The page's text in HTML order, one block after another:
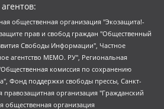
в Риге, Латвийская Республика (дата регистрации 26.06.2015), являющееся администратором доменного имени интернет-издания "The Insider SIA", https://theins.ru, Постернак Алексей Евгеньевич, Рубин Михаил Аркадьевич, Анин Роман Александрович, Юридическое лицо Istories fonds, зарегистрированное в Латвийской Республике (регистрационный номер 50008295751, дата регистрации 24.02.2020), Великовский Дмитрий Александрович, Долинина Ирина Николаевна, Мароховская Алеся Алексеевна, Шлейнов Роман Юрьевич, Шмагун Олеся Валентиновна, Общество с ограниченной ответственностью "Альтаир 2021", Общество с ограниченной ответственностью "Вега 2021", Общество с ограниченной ответственностью "Главный редактор 2021", Общество с ограниченной ответственностью "Ромашки монолит", Важенков Артем Валерьевич, Ивановская областная общественная организация "Центр гендерных исследований", Гурман Юрий Альбертович, Медиапроект "ОВД-Инфо", Егоров Владимир Владимирович, Жилинский Владимир Александрович, Общество с ограниченной ответственностью "ЗП", Иванова София Юрьевна, Карезина Инна Павловна, Кильтау Екатерина Викторовна, Петров Алексей Викторович, Пискунов Сергей Евгеньевич, Смирнов Сергей Сергеевич, Тихонов Михаил Сергеевич, Общество с ограниченной ответственностью "ЖУРНАЛИСТ-ИНОСТРАННЫЙ АГЕНТ", Арапова Галина Юрьевна, Вольтская Татьяна Анатольевна, Американская компания "Mason G.E.S. Anonymous Foundation" (США), являющаяся владельцем интернет-издания https://mnews.world/, Компания "Stichting Bellingcat", зарегистрированная в Нидерландах (дата регистрации 11.07.2018), Захаров Андрей Вячеславович, Клепиковская Екатерина Дмитриевна, Общество с ограниченной ответственностью "МЕМО", Перл Роман Александрович, Симонов Евгений Алексеевич, Соловьева Елена Анатольевна, Сотников Даниил Владимирович, Сурначева Елизавета Дмитриевна, Автономная некоммерческая организация по защите прав человека и информированию населения "Якутия – Наше Мнение", Общество с ограниченной ответственностью "Москоу диджитал медиа", с 26.01.2023 Общество с ограниченной ответственностью "Чайка Белые сады", Ветошкина Валерия Валерьевна, Заговора Максим Александрович, Межрегиональное общественное движение "Российская ЛГБТ - сеть", Оленичев Максим Владимирович, Павлов Иван Юрьевич, Скворцова Елена Сергеевна, Общество с ограниченной ответственностью "Как бы инагент", Кочетков Игорь Викторович, Общество с ограниченной ответственностью "Честные выборы", Еланчик Олег Александрович, Общество с ограниченной ответственностью "Нобелевский призыв", Гималова Регина Эмилевна, Григорьев Андрей Валерьевич, Григорьева Алина Александровна, Ассоциация по содействию защите прав призывников, альтернативнослужащих и военнослужащих "Правозащитная группа "Гражданин.Армия.Право", Хисамова Регина Фаритовна, Автономная некоммерческая организация по реализации социально-правовых программ "Лилит", Дальневосточное общественное движение "Маяк", Санкт-Петербургская ЛГБТ-инициативная группа "Выход", Инициативная группа ЛГБТ+ "Реверс", Алексеев Андрей Викторович, Бекбулатова Таисия Львовна, Беляев Иван Михайлович, Владыкина Елена Сергеевна, Гельман Марат Александрович, Никульшина Вероника Юрьевна, Толоконникова Надежда Андреевна, Шендерович Виктор Анатольевич, Общество с ограниченной ответственностью "Данное сообщение", Общество с ограниченной ответственностью Издательский дом "Новая глава", Айнбиндер Александра Александровна, Московский комьюнити-центр для ЛГБТ+инициатив, Благотворительный фонд развития филантропии, Deutsche Welle (Германия, Kurt-Schumacher-Strasse 3, 53113 Bonn), Борзунова Мария Михайловна, Воробьев Виктор Викторович, Голубева Анна Львовна, Константинова Алла Михайловна, Малкова Ирина Владимировна, Мурадов Мурад Абдулгалимович, Осетинская Елизавета Николаевна, Понасенков Евгений Николаевич, Ганапольский Матвей Юрьевич, Киселев Евгений Алексеевич, Борухович Ирина Григорьевна, Дремин Иван Тимофеевич, Дубровский Дмитрий Викторович, Красноярская региональная общественная организация поддержки и развития альтернативных образовательных технологий и межкультурных коммуникаций "ИНТЕРРА", Маяковская Екатерина Алексеевна, Фейгин Марк Захарович, Филимонов Андрей Викторович, Дзугкоева Регина Николаевна, Доброхотов Роман Александрович, Дудь Юрий Александрович, Елкин Сергей Владимирович, Кругликов Кирилл Игоревич, Сабунаева Мария Леонидовна, Семенов Алексей Владимирович, Шаинян Карен Багратович, Шульман Екатерина Михайловна, Асафьев Артур Валерьевич, Вахштайн Виктор Семенович, Венедиктов Алексей Алексеевич, Лушникова Екатерина Евгеньевна, Волков Леонид Михайлович, Невзоров Александр Глебович, Пархоменко Сергей Борисович, Сироткин Ярослав Николаевич, Кара-Мурза Владимир Владимирович, Баранова Наталья Владимировна, Гозман Леонид Яковлевич, Кагарлицкий Борис Юльевич, Климарев Михаил Валерьевич, Милов Владимир Станиславович, Автономная некоммерческая организация Краснодарский центр современного искусства "Типография", Моргенштерн Алишер Тагирович, Соболь Любовь Эдуардовна, Общество с ограниченной ответственностью "ЛИЗА НОРМ", Каспаров Гарри Кимович, Ходорковский Михаил Борисович, Общество с ограниченной ответственностью "Апрельские тезисы", Данилович Ирина Брониславовна, Кашин Олег Владимирович, Петров Николай Владимирович, Пивоваров Алексей Владимирович, Соколов Михаил Владимирович, Цветкова Юлия Владимировна, Чичваркин Евгений Александрович, Комитет против пыток/Команда против пыток, Общество с ограниченной ответственностью "Первый научный", Общество с ограниченной ответственностью "Вертолет и ко", Белоцерковская Вероника Борисовна, Кац Максим Евгеньевич, Лазарева Татьяна Юрьевна, Шаведдинов Руслан Табризович, Яшин Илья Валерьевич, Общество с ограниченной ответственностью "Иноагент ААВ", Алешковский Дмитрий Петрович, Альбац Евгения Марковна, Быков Дмитрий Львович, Галямина Юлия Евгеньевна, Лойко Сергей Леонидович, Мартынов Кирилл Константинович, Медведев Сергей Александрович, Крашенинников Федор Геннадиевич, Гордеева Катерина Вл